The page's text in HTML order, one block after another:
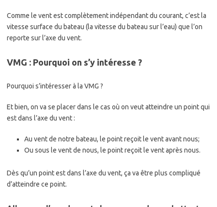
Comme le vent est complètement indépendant du courant, c’est la
vitesse surface du bateau (la vitesse du bateau sur l’eau) que l’on
reporte sur l’axe du vent.
VMG : Pourquoi on s’y intéresse ?
Pourquoi s’intéresser à la VMG ?
Et bien, on va se placer dans le cas où on veut atteindre un point qui
est dans l’axe du vent :
Au vent de notre bateau, le point reçoit le vent avant nous;
Ou sous le vent de nous, le point reçoit le vent après nous.
Dès qu’un point est dans l’axe du vent, ça va être plus compliqué
d’atteindre ce point.